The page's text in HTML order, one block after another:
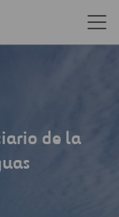
de la